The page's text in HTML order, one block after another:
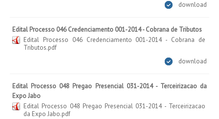
download
Edital Processo 046 Credenciamento 001-2014 - Cobrana de Tributos
Edital Processo 046 Credenciamento 001-2014 - Cobrana de
Tributos.pdf
download
Edital Processo 048 Pregao Presencial 031-2014 - Terceirizacao da
Expo Jabo
Edital Processo 048 Pregao Presencial 031-2014 - Terceirizacao
da Expo Jabo.pdf